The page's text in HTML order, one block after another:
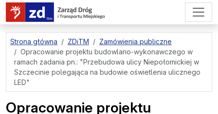
przejdź do treści strony
Strona główna ZDiTM
Zamówienia publiczne
Opracowanie projektu budowlano-wykonawczego w
ramach zadania pn.: "Przebudowa ulicy Niepołomickiej w
Szczecinie polegająca na budowie oświetlenia ulicznego
LED"
Opracowanie projektu